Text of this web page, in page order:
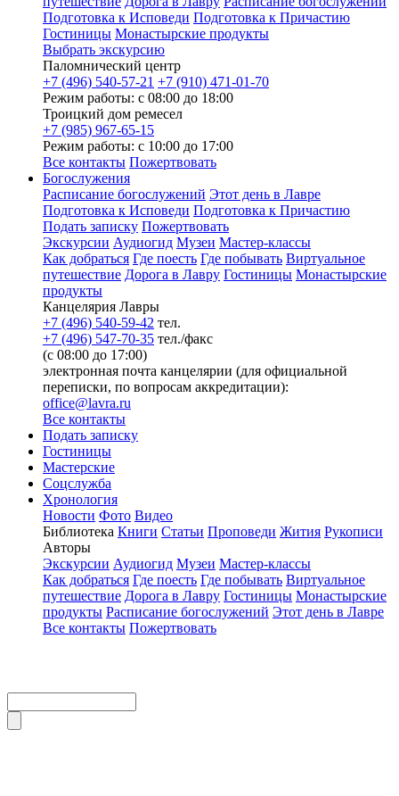
Подготовка к Исповеди Подготовка к Причастию
Гостиницы Монастырские продукты
Выбрать экскурсию
Паломнический центр
+7 (496) 540-57-21 +7 (910) 471-01-70
Режим работы: с 08:00 до 18:00
Троицкий дом ремесел
+7 (985) 967-65-15
Режим работы: с 10:00 до 17:00
Все контакты Пожертвовать
Богослужения
Расписание богослужений Этот день в Лавре
Подготовка к Исповеди Подготовка к Причастию
Подать записку Пожертвовать
Экскурсии Аудиогид Музеи Мастер-классы
Как добраться Где поесть Где побывать Виртуальное
путешествие Дорога в Лавру Гостиницы Монастырские
продукты
Канцелярия Лавры
+7 (496) 540-59-42 тел.
+7 (496) 547-70-35 тел./факс
(с 08:00 до 17:00)
электронная почта канцелярии (для официальной
переписки, по вопросам аккредитации):
office@lavra.ru
Все контакты
Подать записку
Гостиницы
Мастерские
Соцслужба
Хронология
Новости Фото Видео
Библиотека Книги Статьи Проповеди Жития Рукописи
Авторы
Экскурсии Аудиогид Музеи Мастер-классы
Как добраться Где поесть Где побывать Виртуальное
путешествие Дорога в Лавру Гостиницы Монастырские
продукты Расписание богослужений Этот день в Лавре
Все контакты Пожертвовать